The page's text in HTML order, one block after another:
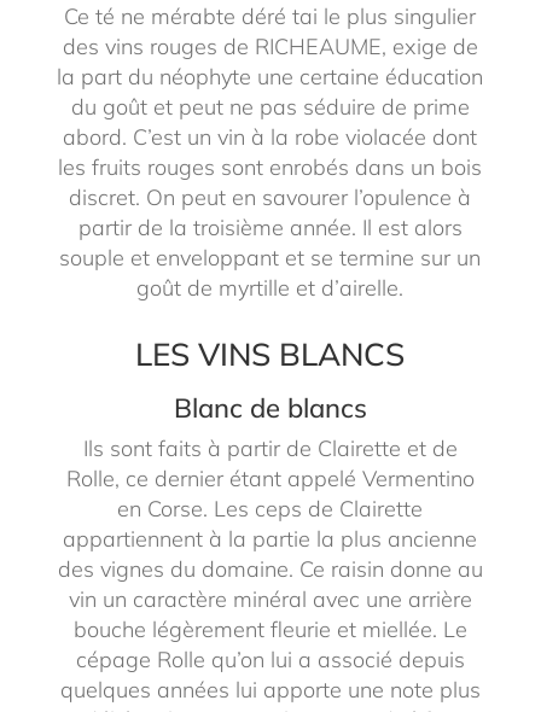
Ce té ne mérabte déré tai le plus singulier
des vins rouges de RICHEAUME, exige de
la part du néophyte une certaine éducation
du goût et peut ne pas séduire de prime
abord. C’est un vin à la robe violacée dont
les fruits rouges sont enrobés dans un bois
discret. On peut en savourer l’opulence à
partir de la troisième année. Il est alors
souple et enveloppant et se termine sur un
goût de myrtille et d’airelle.
LES VINS BLANCS
Blanc de blancs
Ils sont faits à partir de Clairette et de
Rolle, ce dernier étant appelé Vermentino
en Corse. Les ceps de Clairette
appartiennent à la partie la plus ancienne
des vignes du domaine. Ce raisin donne au
vin un caractère minéral avec une arrière
bouche légèrement fleurie et miellée. Le
cépage Rolle qu’on lui a associé depuis
quelques années lui apporte une note plus